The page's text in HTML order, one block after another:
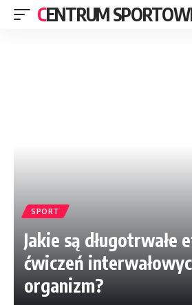
CENTRUM
SPORT
Jakie są długotrwałe
ćwiczeń
organizm?